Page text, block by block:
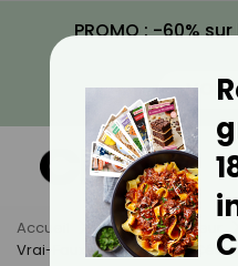
PROMO : -60%
VOIR
Accueil Actus
Minceur
Vrai-Faux Sur Le Régime